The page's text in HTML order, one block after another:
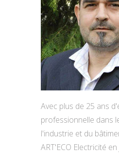
Avec plus de 25 ans
professionnelle dans
l'industrie et du
ART'ECO Electricité